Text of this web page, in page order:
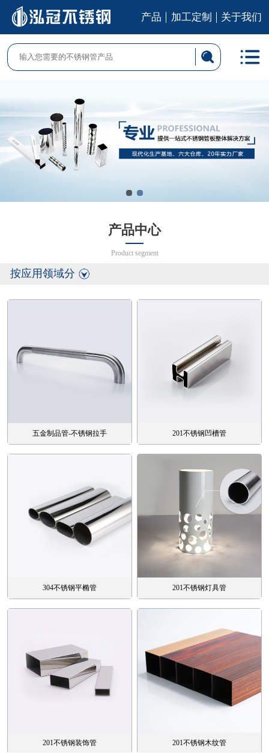
产品 加工定制 关于我们
产品中心
Product segment
按应用领域分
五金制品管-不锈钢拉手 201不锈钢凹槽管
304不锈钢平椭管 201不锈钢灯具管
201不锈钢装饰管 201不锈钢木纹管